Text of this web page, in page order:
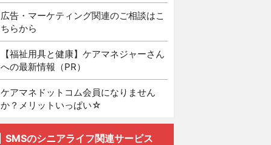
広告・マーケティング関連のご相談はこ
ちらから
【福祉用具と健康】ケアマネジャーさん
への最新情報（PR）
ケアマネドットコム会員になりません
か？メリットいっぱい☆
SMSのシニアライフ関連サービス